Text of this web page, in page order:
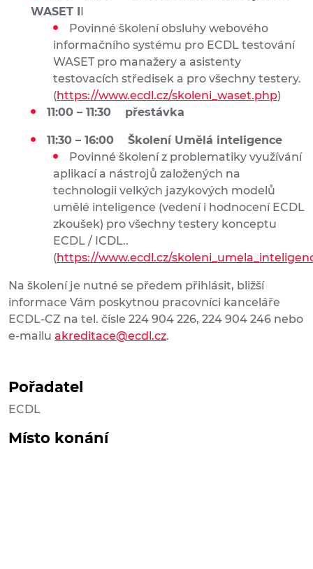
WASET I
Povinné školení obsluhy webového
informačního systému pro ECDL testování
WASET pro manažery a asistenty
testovacích středisek a pro všechny testery.
(https://www.ecdl.cz/skoleni_waset.php)
11:00 – 11:30 přestávka
11:30 – 16:00 Školení Umělá inteligence
Povinné školení z problematiky využívání
aplikací a nástrojů založených na
technologii velkých jazykových modelů
umělé inteligence (vedení i hodnocení ECDL
zkoušek) pro všechny testery konceptu
ECDL / ICDL..
(https://www.ecdl.cz/
Na školení je nutné se předem přihlásit, bližší
informace Vám poskytnou pracovníci kanceláře
ECDL-CZ na tel. čísle 224 904 226, 224 904 246 nebo
e-mailu akreditace@ecdl.cz.
Pořadatel
ECDL
Místo konání